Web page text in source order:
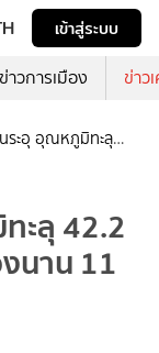
เข้าสู่ระบบ
ข่าวการเมือง ข่าว
นระอุ อุณหภูมิทะลุ
ะลุ 42.2
นาน 11